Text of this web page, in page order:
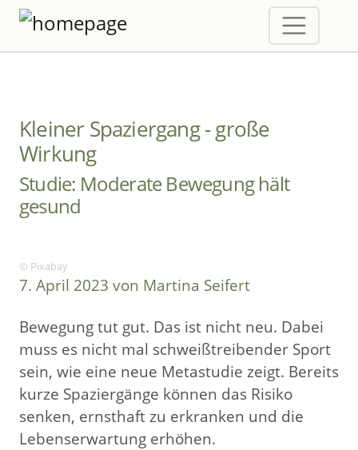
Kleiner Spaziergang - große
Wirkung
Studie: Moderate Bewegung hält
gesund
© Pixabay
7. April 2023 von Martina Seifert
Bewegung tut gut. Das ist nicht neu. Dabei
muss es nicht mal schweißtreibender Sport
sein, wie eine neue Metastudie zeigt. Bereits
kurze Spaziergänge können das Risiko
senken, ernsthaft zu erkranken und die
Lebenserwartung erhöhen.